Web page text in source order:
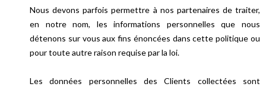
Nous devons parfois permettre à nos partenaires de traiter,
en notre nom, les informations personnelles que nous
détenons sur vous aux fins énoncées dans cette politique ou
pour toute autre raison requise par la loi.
Les données personnelles des Clients collectées sont